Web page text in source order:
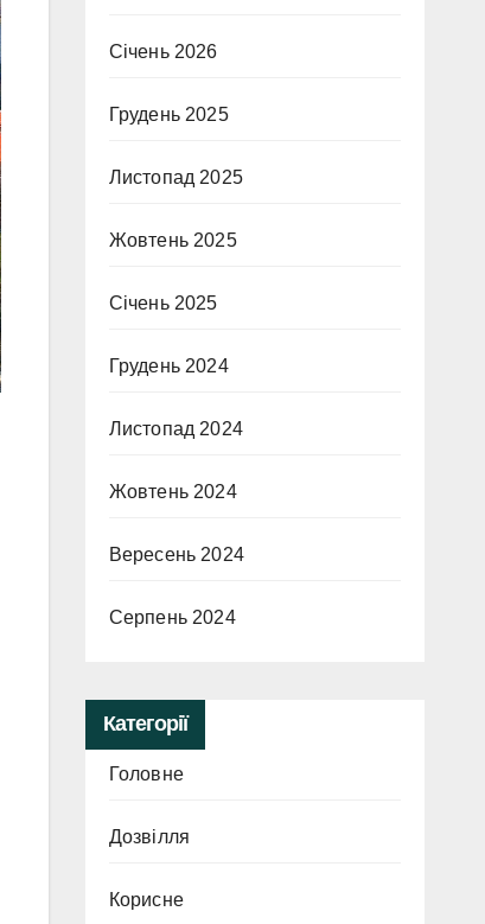
Січень 2026
Грудень 2025
Листопад 2025
Жовтень 2025
Січень 2025
Грудень 2024
Листопад 2024
Жовтень 2024
Вересень 2024
Серпень 2024
Категорії
Головне
Дозвілля
Корисне